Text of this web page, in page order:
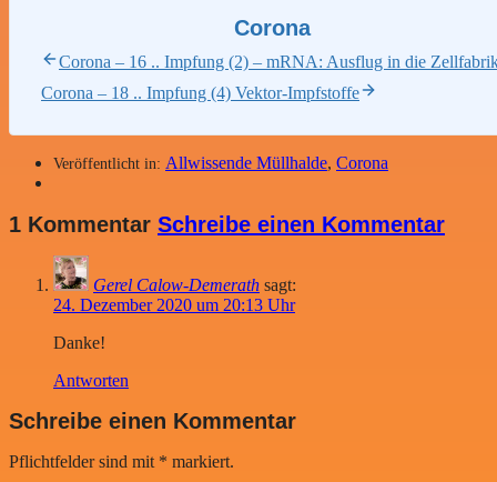
Corona
Corona – 16 .. Impfung (2) – mRNA: Ausflug in die
Corona – 18 .. Impfung (4) Vektor-Impfstoffe
Veröffentlicht in: Allwissende Müllhalde, Corona
1 Kommentar Schreibe einen Kommentar
Gerel Calow-Demerath sagt:
24. Dezember 2020 um 20:13 Uhr
Danke!
Antworten
Schreibe einen Kommentar
Pflichtfelder sind mit * markiert.